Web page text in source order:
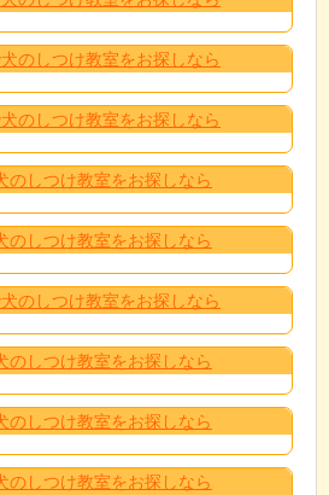
のしつけ教室をお探しなら
のしつけ教室をお探しなら
のしつけ教室をお探しなら
のしつけ教室をお探しなら
のしつけ教室をお探しなら
のしつけ教室をお探しなら
のしつけ教室をお探しなら
のしつけ教室をお探しなら